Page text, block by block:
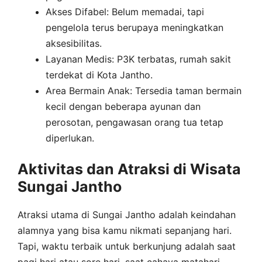
Akses Difabel: Belum memadai, tapi
pengelola terus berupaya meningkatkan
aksesibilitas.
Layanan Medis: P3K terbatas, rumah sakit
terdekat di Kota Jantho.
Area Bermain Anak: Tersedia taman bermain
kecil dengan beberapa ayunan dan
perosotan, pengawasan orang tua tetap
diperlukan.
Aktivitas dan Atraksi di Wisata
Sungai Jantho
Atraksi utama di Sungai Jantho adalah keindahan
alamnya yang bisa kamu nikmati sepanjang hari.
Tapi, waktu terbaik untuk berkunjung adalah saat